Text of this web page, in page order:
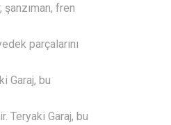
fren
parçalarını
Garaj, bu
Teryaki Garaj, bu